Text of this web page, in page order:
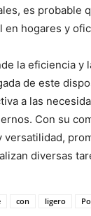
es probable
en hogares y
la eficiencia y
de este
a las
Con su
versatilidad,
diversas
con ligero